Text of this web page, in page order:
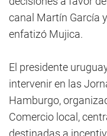
canal Martín García
enfatizó Mujica.
El presidente
intervenir en las
Hamburgo,
Comercio local,